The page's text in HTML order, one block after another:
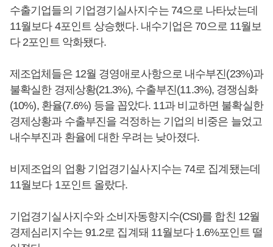
수출기업들의 기업경기실사지수는 74으로 나타났는데
11월보다 4포인트 상승했다. 내수기업은 70으로 11월보
다 2포인트 악화됐다.
제조업체들은 12월 경영애로사항으로 내수부진(23%)과
불확실한 경제상황(21.3%), 수출부진(11.3%), 경쟁심화
(10%), 환율(7.6%) 등을 꼽았다. 11과 비교하면 불확실한
경제상황과 수출부진을 걱정하는 기업의 비중은 늘었고
내수부진과 환율에 대한 우려는 낮아졌다.
비제조업의 업황 기업경기실사지수는 74로 집계됐는데
11월보다 1포인트 올랐다.
기업경기실사지수와 소비자동향지수(CSI)를 합친 12월
경제심리지수는 91.2로 집계돼 11월보다 1.6%포인트 떨